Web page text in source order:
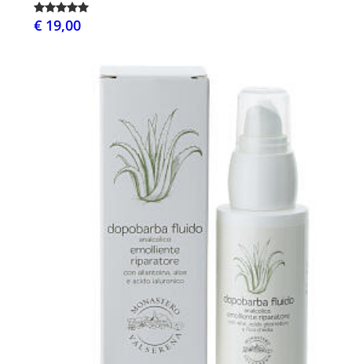
€ 19,00